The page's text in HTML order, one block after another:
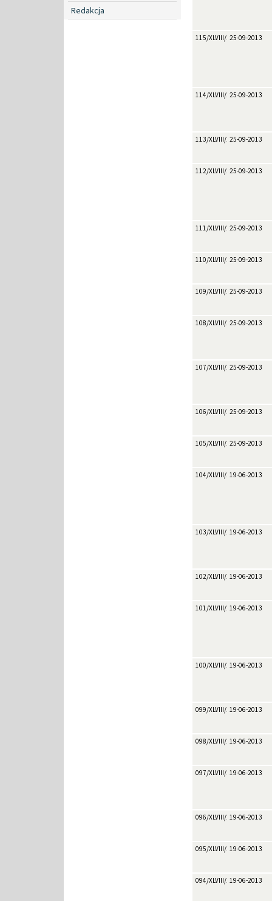
Redakcja
115/XLVIII/201325-09-2013
114/XLVIII/201325-09-2013
113/XLVIII/201325-09-2013
112/XLVIII/201325-09-2013
111/XLVIII/201325-09-2013
110/XLVIII/201325-09-2013
109/XLVIII/201325-09-2013
108/XLVIII/201325-09-2013
107/XLVIII/201325-09-2013
106/XLVIII/201325-09-2013
105/XLVIII/201325-09-2013
104/XLVIII/201319-06-2013
103/XLVIII/201319-06-2013
102/XLVIII/201319-06-2013
101/XLVIII/201319-06-2013
100/XLVIII/201319-06-2013
099/XLVIII/201319-06-2013
098/XLVIII/201319-06-2013
097/XLVIII/201319-06-2013
096/XLVIII/201319-06-2013
095/XLVIII/201319-06-2013
094/XLVIII/201319-06-2013